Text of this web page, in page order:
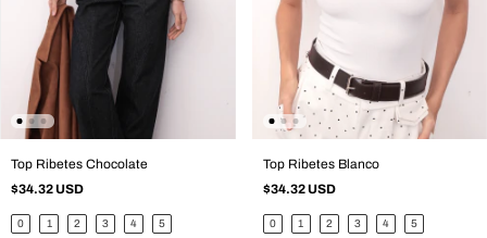
Top Ribetes Chocolate
$34.32 USD
0 1 2 3 4 5
Top Ribetes Blanco
$34.32 USD
0 1 2 3 4 5